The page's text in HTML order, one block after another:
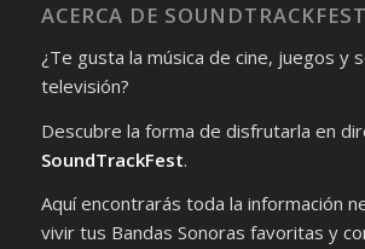
ACERCA DE SOUNDTRACKFEST
¿Te gusta la música de cine, juegos y
televisión?
Descubre la forma de disfrutarla en
SoundTrackFest.
Aquí encontrarás toda la información
vivir tus Bandas Sonoras favoritas y